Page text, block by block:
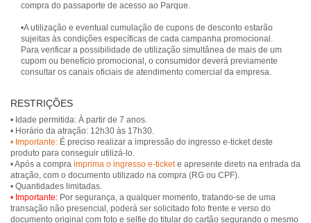
compra do passaporte de acesso ao Parque.
•A utilização e eventual cumulação de cupons de desconto estarão
sujeitas às condições específicas de cada campanha promocional.
Para verificar a possibilidade de utilização simultânea de mais de um
cupom ou benefício promocional, o consumidor deverá previamente
consultar os canais oficiais de atendimento comercial da empresa.
RESTRIÇÕES
• Idade permitida: À partir de 7 anos.
• Importante: É preciso realizar a impressão do ingresso e-ticket deste
produto para conseguir utilizá-lo.
• Após a compra imprima o ingresso e-tickete apresente direto na entrada da
atração, com o documento utilizado na compra (RG ou CPF).
• Importante: Por segurança, a qualquer momento, tratando-se de uma
transação não presencial, poderá ser solicitado foto frente e verso do
documento original com foto e selfie do titular do cartão segurando o mesmo